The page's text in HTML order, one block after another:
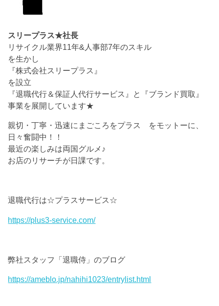
スリープラス★社長
リサイクル業界11年&人事部7年のスキル
を生かし
『株式会社スリープラス』
を設立
『退職代行＆保証人代行サービス』と『ブランド買取』
事業を展開しています★
親切・丁寧・迅速にまごころをプラス をモットーに、
日々奮闘中！！
最近の楽しみは両国グルメ♪
お店のリサーチが日課です。
退職代行は☆プラスサービス☆
https://plus3-service.com/
弊社スタッフ「退職侍」のブログ
https://ameblo.jp/nahihi1023/entrylist.html